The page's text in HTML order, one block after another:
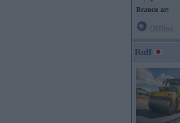
Braucu ar:
Ruff